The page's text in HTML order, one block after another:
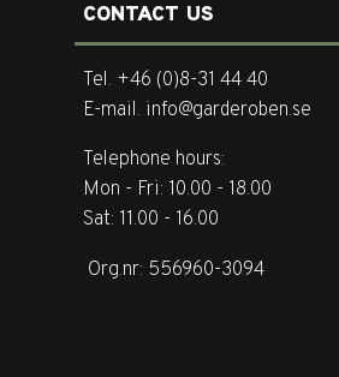
CONTACT US
Tel. +46 (0)8-31 44 40
E-mail. info@garderoben.se
Telephone hours:
Mon - Fri: 10.00 - 18.00
Sat: 11.00 - 16.00
Org.nr: 556960-3094